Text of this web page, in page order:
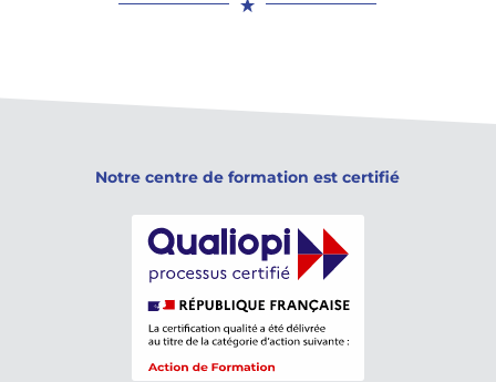
Notre centre de formation est certifié